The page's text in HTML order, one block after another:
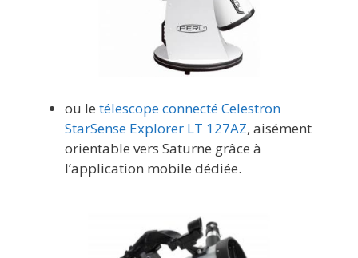
ou le télescope connecté Celestron
StarSense Explorer LT 127AZ, aisément
orientable vers Saturne grâce à
l’application mobile dédiée.